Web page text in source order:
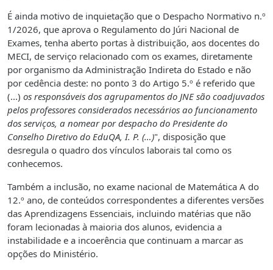
É ainda motivo de inquietação que o Despacho Normativo n.º
1/2026, que aprova o Regulamento do Júri Nacional de
Exames, tenha aberto portas à distribuição, aos docentes do
MECI, de serviço relacionado com os exames, diretamente
por organismo da Administração Indireta do Estado e não
por cedência deste: no ponto 3 do Artigo 5.º é referido que
(...) os responsáveis dos agrupamentos do JNE são coadjuvados
pelos professores considerados necessários ao funcionamento
dos serviços, a nomear por despacho do Presidente do
Conselho Diretivo do EduQA, I. P. (…)", disposição que
desregula o quadro dos vínculos laborais tal como os
conhecemos.
Também a inclusão, no exame nacional de Matemática A do
12.º ano, de conteúdos correspondentes a diferentes versões
das Aprendizagens Essenciais, incluindo matérias que não
foram lecionadas à maioria dos alunos, evidencia a
instabilidade e a incoerência que continuam a marcar as
opções do Ministério.